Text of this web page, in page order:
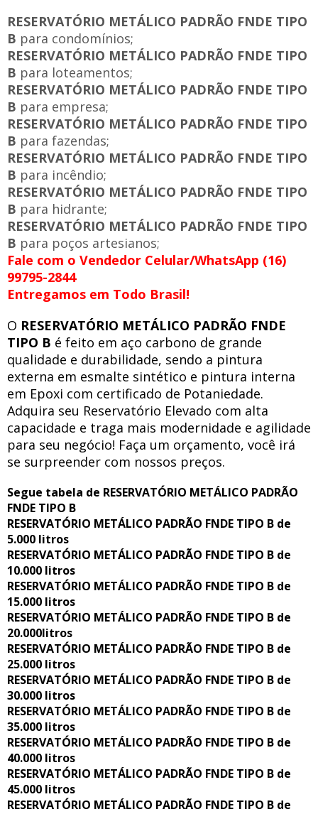
RESERVATÓRIO METÁLICO PADRÃO FNDE TIPO
B para condomínios;
RESERVATÓRIO METÁLICO PADRÃO FNDE TIPO
B para loteamentos;
RESERVATÓRIO METÁLICO PADRÃO FNDE TIPO
B para empresa;
RESERVATÓRIO METÁLICO PADRÃO FNDE TIPO
B para fazendas;
RESERVATÓRIO METÁLICO PADRÃO FNDE TIPO
B para incêndio;
RESERVATÓRIO METÁLICO PADRÃO FNDE TIPO
B para hidrante;
RESERVATÓRIO METÁLICO PADRÃO FNDE TIPO
B para poços artesianos;
Fale com o Vendedor Celular/WhatsApp (16)
99795-2844
Entregamos em Todo Brasil!
O RESERVATÓRIO METÁLICO PADRÃO FNDE
TIPO B é feito em aço carbono de grande
qualidade e durabilidade, sendo a pintura
externa em esmalte sintético e pintura interna
em Epoxi com certificado de Potaniedade.
Adquira seu Reservatório Elevado com alta
capacidade e traga mais modernidade e agilidade
para seu negócio! Faça um orçamento, você irá
se surpreender com nossos preços.
Segue tabela de RESERVATÓRIO METÁLICO PADRÃO
FNDE TIPO B
RESERVATÓRIO METÁLICO PADRÃO FNDE TIPO B de
5.000 litros
RESERVATÓRIO METÁLICO PADRÃO FNDE TIPO B de
10.000 litros
RESERVATÓRIO METÁLICO PADRÃO FNDE TIPO B de
15.000 litros
RESERVATÓRIO METÁLICO PADRÃO FNDE TIPO B de
20.000litros
RESERVATÓRIO METÁLICO PADRÃO FNDE TIPO B de
25.000 litros
RESERVATÓRIO METÁLICO PADRÃO FNDE TIPO B de
30.000 litros
RESERVATÓRIO METÁLICO PADRÃO FNDE TIPO B de
35.000 litros
RESERVATÓRIO METÁLICO PADRÃO FNDE TIPO B de
40.000 litros
RESERVATÓRIO METÁLICO PADRÃO FNDE TIPO B de
45.000 litros
RESERVATÓRIO METÁLICO PADRÃO FNDE TIPO B de